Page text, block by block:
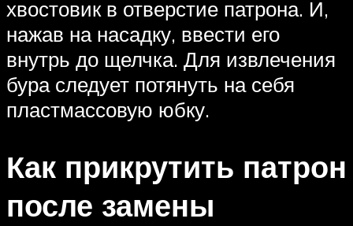
хвостовик в отверстие патрона. И,
нажав на насадку, ввести его
внутрь до щелчка. Для извлечения
бура следует потянуть на себя
пластмассовую юбку.
Как прикрутить патрон
после замены